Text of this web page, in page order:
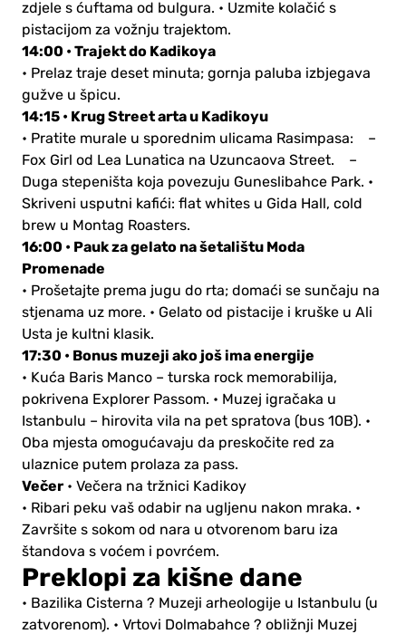
zdjele s ćuftama od bulgura. • Uzmite kolačić s
pistacijom za vožnju trajektom.
14:00 • Trajekt do Kadikoya
• Prelaz traje deset minuta; gornja paluba izbjegava
gužve u špicu.
14:15 • Krug Street arta u Kadikoyu
• Pratite murale u sporednim ulicama Rasimpasa: –
Fox Girl od Lea Lunatica na Uzuncaova Street. –
Duga stepeništa koja povezuju Guneslibahce Park. •
Skriveni usputni kafići: flat whites u Gida Hall, cold
brew u Montag Roasters.
16:00 • Pauk za gelato na šetalištu Moda
Promenade
• Prošetajte prema jugu do rta; domaći se sunčaju na
stjenama uz more. • Gelato od pistacije i kruške u Ali
Usta je kultni klasik.
17:30 • Bonus muzeji ako još ima energije
• Kuća Baris Manco – turska rock memorabilija,
pokrivena Explorer Passom. • Muzej igračaka u
Istanbulu – hirovita vila na pet spratova (bus 10B). •
Oba mjesta omogućavaju da preskočite red za
ulaznice putem prolaza za pass.
Večer • Večera na tržnici Kadikoy
• Ribari peku vaš odabir na ugljenu nakon mraka. •
Završite s sokom od nara u otvorenom baru iza
štandova s voćem i povrćem.
Preklopi za kišne dane
• Bazilika Cisterna ? Muzeji arheologije u Istanbulu (u
zatvorenom). • Vrtovi Dolmabahce ? obližnji Muzej